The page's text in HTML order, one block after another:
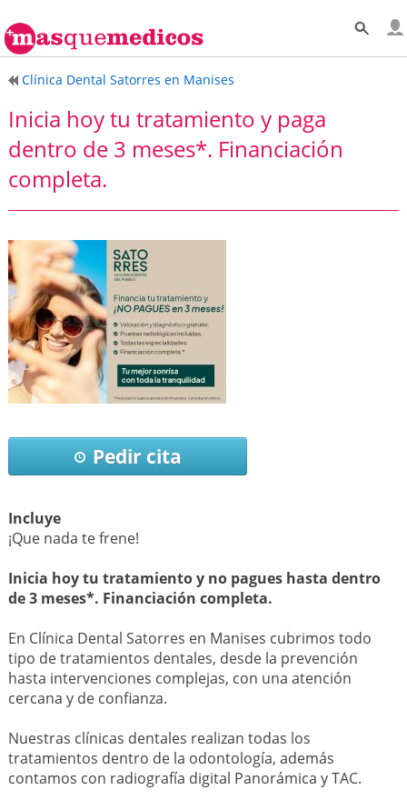
Clínica Dental Satorres en Manises
Inicia hoy tu tratamiento y paga
dentro de 3 meses*. Financiación
completa.
Pedir cita
Incluye
¡Que nada te frene!
Inicia hoy tu tratamiento y no pagues hasta dentro
de 3 meses*. Financiación completa.
En Clínica Dental Satorres en Manises cubrimos todo
tipo de tratamientos dentales, desde la prevención
hasta intervenciones complejas, con una atención
cercana y de confianza.
Nuestras clínicas dentales realizan todas los
tratamientos dentro de la odontología, además
contamos con radiografía digital Panorámica y TAC.